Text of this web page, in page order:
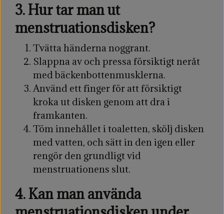
3. Hur tar man ut
menstruationsdisken?
Tvätta händerna noggrant.
Slappna av och pressa försiktigt neråt
med bäckenbottenmusklerna.
Använd ett finger för att försiktigt
kroka ut disken genom att dra i
framkanten.
Töm innehållet i toaletten, skölj disken
med vatten, och sätt in den igen eller
rengör den grundligt vid
menstruationens slut.
4. Kan man använda